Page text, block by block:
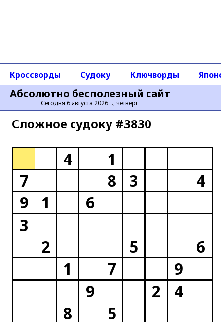
Абсолютно бесполезный сайт
Сегодня 6 августа 2026 г., четверг
Кроссворды Судоку Ключворды
Сложное cудоку #3830
4
1
7
8 3
4
9
1
6
3
2
5
6
1
7
9
9
2
4
8
5